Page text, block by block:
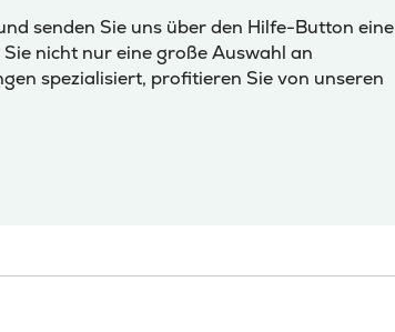
senden Sie uns über den Hilfe-Button eine
nicht nur eine große Auswahl an
spezialisiert, profitieren Sie von unseren